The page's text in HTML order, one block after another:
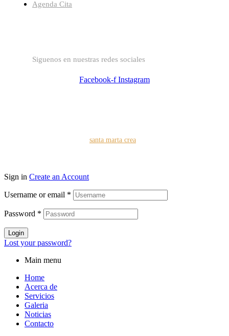
Agenda Cita
Siguenos en nuestras redes sociales
Facebook-f Instagram
santa marta crea
Sign in Create an Account
Username or email *
Password *
Login
Lost your password?
Main menu
Home
Acerca de
Servicios
Galeria
Noticias
Contacto